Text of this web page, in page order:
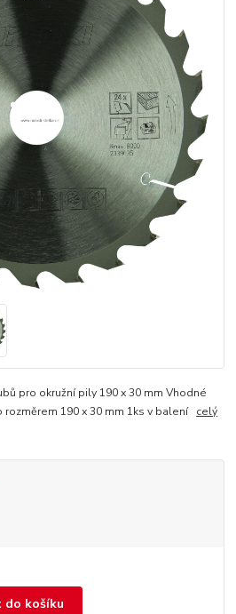
pro okružní pily 190 x 30 mm Vhodné
190 x 30 mm 1ks v balení celý
do košíku